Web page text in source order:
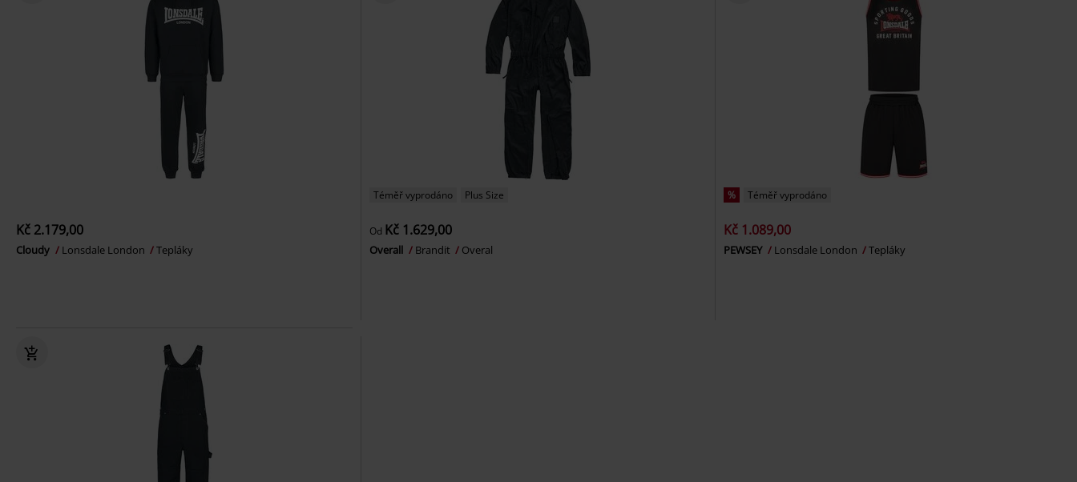
Kč 2.179,00
Cloudy Lonsdale London Tepláky
Téměř vyprodáno Plus Size
Od Kč 1.629,00
Overall Brandit Overal
% Téměř vyprodáno
Kč 1.089,00
PEWSEY Lonsdale London Tepláky